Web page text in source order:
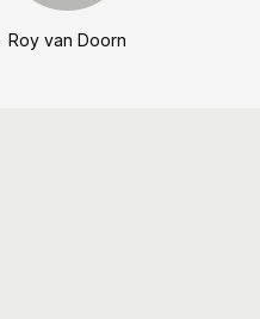
Roy van Doorn